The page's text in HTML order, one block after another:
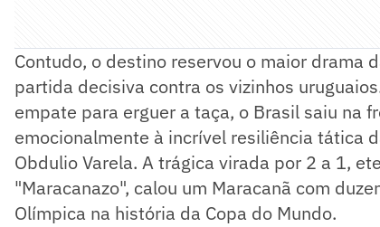
Contudo, o destino reservou o maior drama
partida decisiva contra os vizinhos
empate para erguer a taça, o Brasil saiu na
emocionalmente à incrível resiliência tática
Obdulio Varela. A trágica virada por 2 a 1,
"Maracanazo", calou um Maracanã com
Olímpica na história da Copa do Mundo.